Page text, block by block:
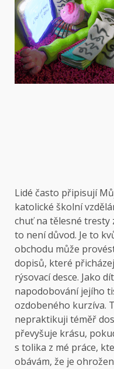
Lidé často připisují
katolické školní
chuť na tělesné tresty
to není důvod. Je to
obchodu může
dopisů, které
rýsovací desce. Jako
napodobování jejího
ozdobeného kurzíva.
nepraktikuji téměř
převyšuje krásu,
s tolika z mé práce,
obávám, že je